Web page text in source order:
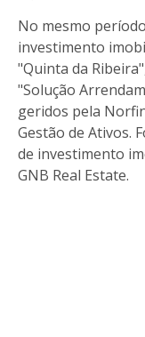
No mesmo
investimento
"Quinta da
"Solução
geridos pela
Gestão de Ativos.
de investimento
GNB Real Estate.